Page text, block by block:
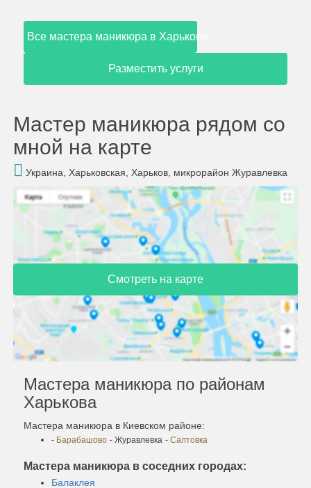
Все мастера маникюра в Харькове
Разместить услуги
Мастер маникюра рядом со
мной на карте
Украина, Харьковская, Харьков, микрорайон Журавлевка
Смотреть на карте
Мастера маникюра по районам
Харькова
Мастера маникюра в Киевском районе:
- Барабашово - Журавлевка - Салтовка
Мастера маникюра в соседних городах:
Балаклея